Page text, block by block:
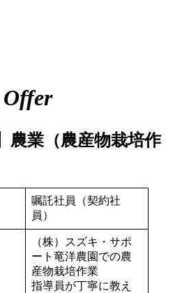
農業（農産物栽培作
嘱託社員（契約社
員）
（株）スズキ・サポ
ート竜洋農園での農
産物栽培作業
指導員が丁寧に教え